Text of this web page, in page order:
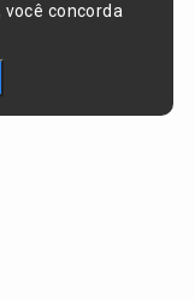
concorda